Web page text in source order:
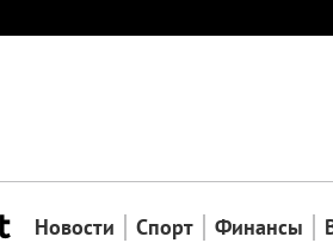
Новости Спорт Финансы